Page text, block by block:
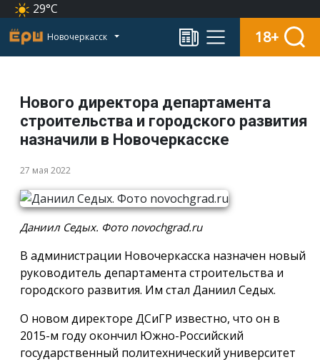
29°C
Новочеркасск 18+
Нового директора департамента
строительства и городского развития
назначили в Новочеркасске
27 мая 2022
Даниил Седых. Фото novochgrad.ru
В администрации Новочеркасска назначен новый
руководитель департамента строительства и
городского развития. Им стал Даниил Седых.
О новом директоре ДСиГР известно, что он в
2015-м году окончил Южно-Российский
государственный политехнический университет